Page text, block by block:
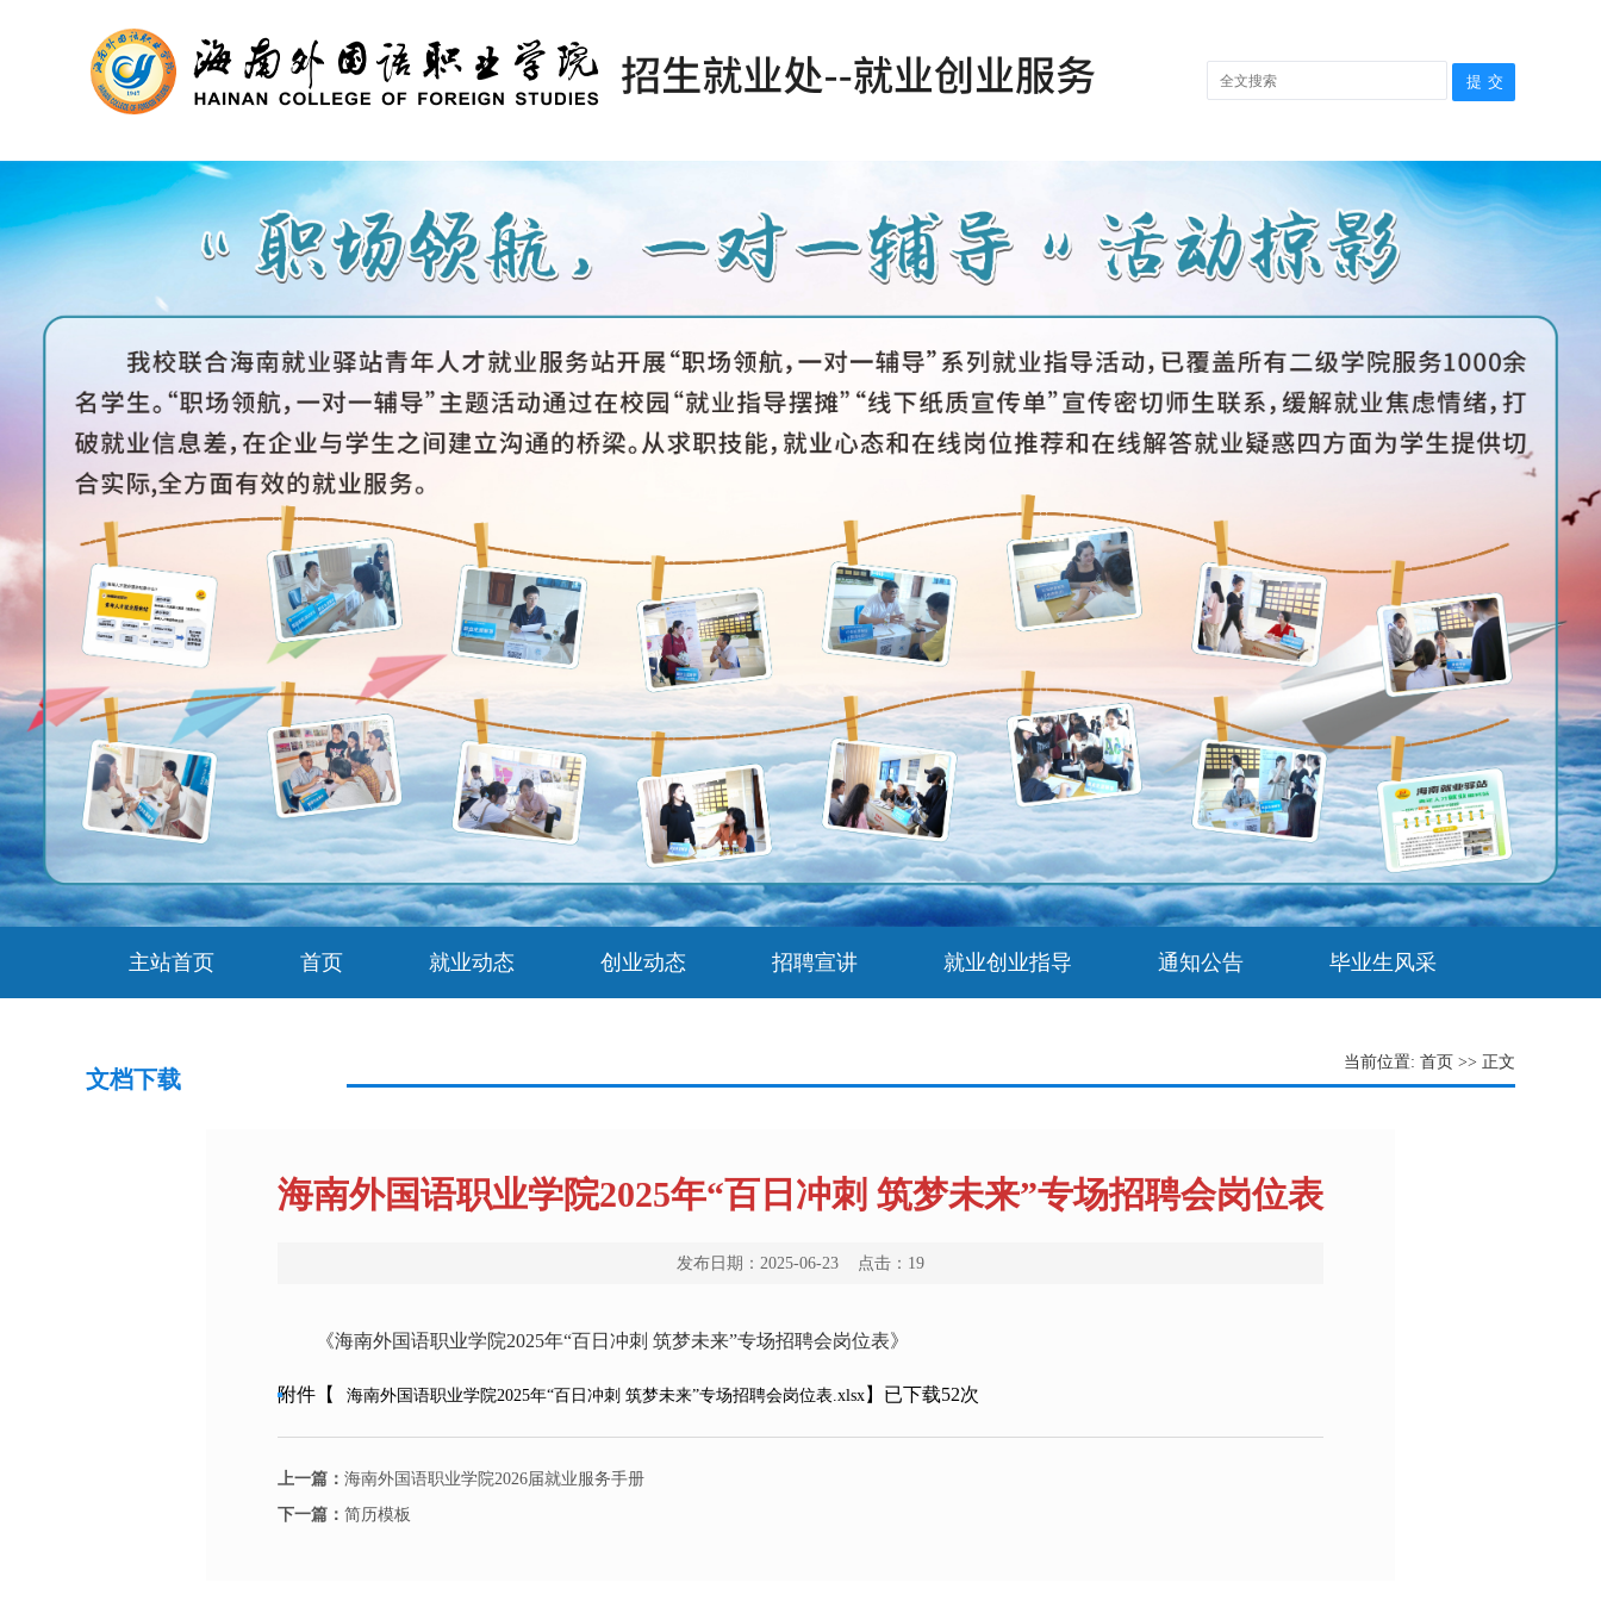
主站首页 首页 就业动态 创业动态 招聘宣讲 就业创业指导 通知公告 毕业生风采
文档下载
当前位置: 首页 >> 正文
海南外国语职业学院2025年“百日冲刺 筑梦未来”专场招聘会岗位表
发布日期：2025-06-23 点击： 19
《海南外国语职业学院2025年“百日冲刺 筑梦未来”专场招聘会岗位表》
附件【 海南外国语职业学院2025年“百日冲刺 筑梦未来”专场招聘会岗位表.xlsx 】已下载52次
上一篇： 海南外国语职业学院2026届就业服务手册
下一篇： 简历模板